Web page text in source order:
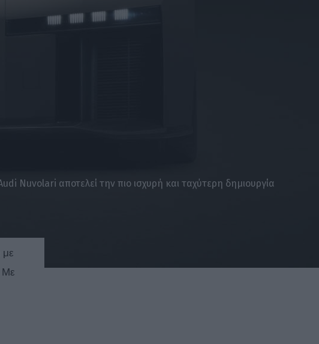
Nuvolari αποτελεί την πιο ισχυρή και ταχύτερη δημιουργία
με
Με